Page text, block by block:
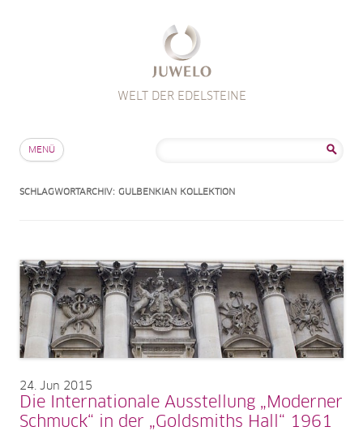
WELT DER EDELSTEINE
MENÜ
SCHLAGWORTARCHIV: GULBENKIAN KOLLEKTION
24 Jun 2015
Die Internationale Ausstellung „Moderner
Schmuck“ in der „Goldsmiths Hall“ 1961